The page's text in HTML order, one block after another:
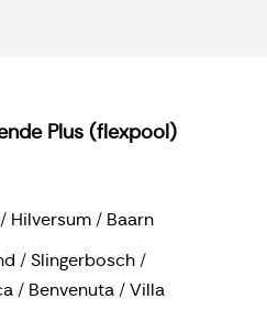
Plus (flexpool)
Hilversum / Baarn
/ Slingerbosch /
/ Benvenuta / Villa